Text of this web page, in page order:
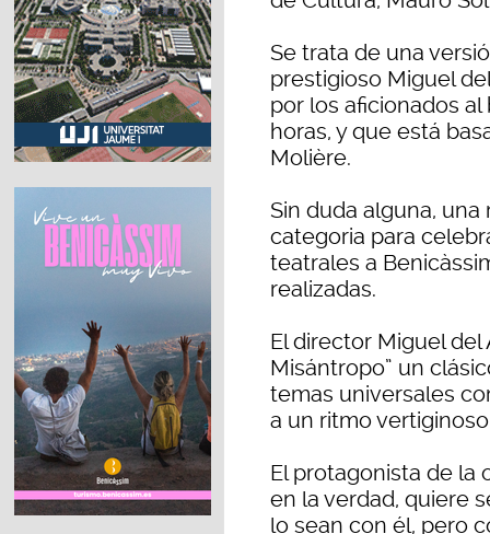
Se trata de una
prestigioso Miguel
por los aficionados
horas, y que está
Molière.
Sin duda alguna,
categoria para
teatrales a
realizadas.
El director Miguel del
Misántropo” un
temas universales
a un ritmo
El protagonista de la
en la verdad, quiere
lo sean con él, pero